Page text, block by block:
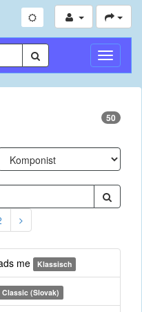
50
me Klassisch
Classic (Slovak)